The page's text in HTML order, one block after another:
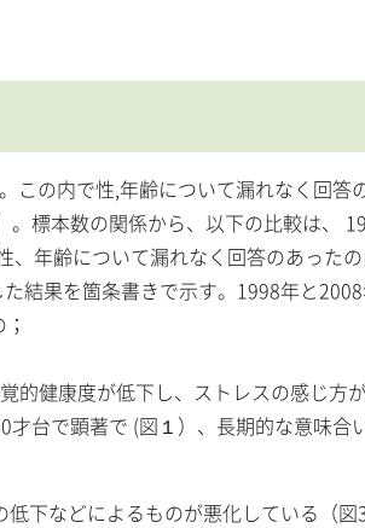
この内で性,年齢について漏れなく回答
標本数の関係から、以下の比較は、
年齢について漏れなく回答のあったの
結果を箇条書きで示す。1998年と
的健康度が低下し、ストレスの感じ方
台で顕著で (図１）、長期的な意味合
下などによるものが悪化している（図3